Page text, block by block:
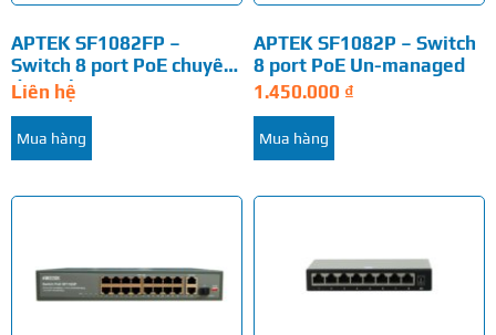
APTEK SF1082FP –
Switch 8 port PoE chuyên
dụng cho IP camera
Liên hệ
Mua hàng
APTEK SF1082P – Switch
8 port PoE Un-managed
1.450.000 ₫
Mua hàng